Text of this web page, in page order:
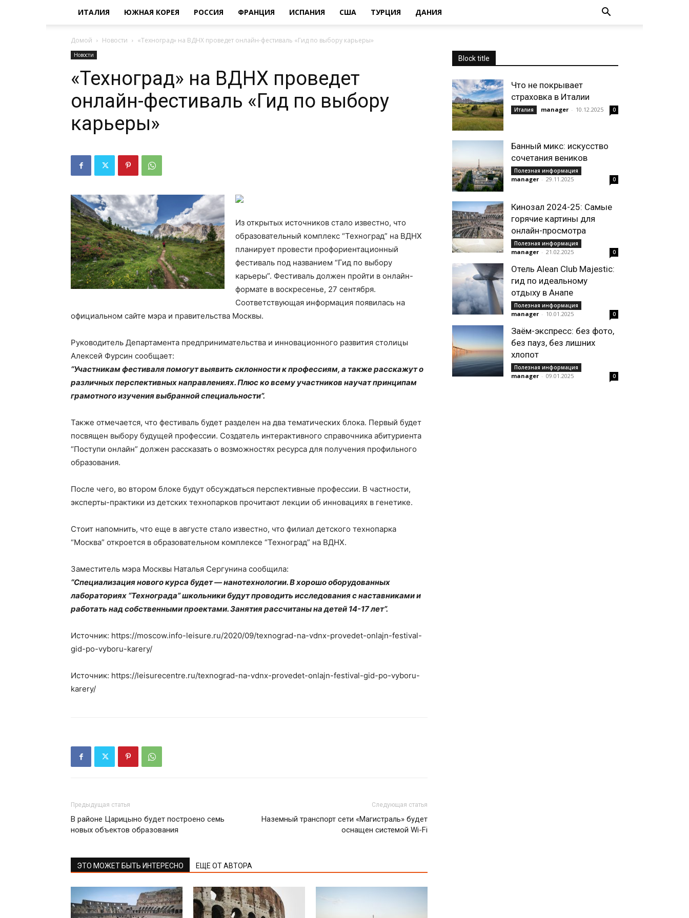
ИТАЛИЯ ЮЖНАЯ КОРЕЯ РОССИЯ ФРАНЦИЯ ИСПАНИЯ США ТУРЦИЯ ДАНИЯ
Домой Новости «Техноград» на ВДНХ проведет онлайн-фестиваль «Гид по выбору карьеры»
Новости
«Техноград» на ВДНХ проведет
онлайн-фестиваль «Гид по выбору
карьеры»
Из открытых источников стало известно, что
образовательный комплекс “Техноград” на ВДНХ
планирует провести профориентационный
фестиваль под названием “Гид по выбору
карьеры”. Фестиваль должен пройти в онлайн-
формате в воскресенье, 27 сентября.
Соответствующая информация появилась на
официальном сайте мэра и правительства Москвы.
Руководитель Департамента предпринимательства и инновационного развития столицы
Алексей Фурсин сообщает:
“Участникам фестиваля помогут выявить склонности к профессиям, а также расскажут о
различных перспективных направлениях. Плюс ко всему участников научат принципам
грамотного изучения выбранной специальности”.
Также отмечается, что фестиваль будет разделен на два тематических блока. Первый будет
посвящен выбору будущей профессии. Создатель интерактивного справочника абитуриента
“Поступи онлайн” должен рассказать о возможностях ресурса для получения профильного
образования.
После чего, во втором блоке будут обсуждаться перспективные профессии. В частности,
эксперты-практики из детских технопарков прочитают лекции об инновациях в генетике.
Стоит напомнить, что еще в августе стало известно, что филиал детского технопарка
“Москва” откроется в образовательном комплексе “Техноград” на ВДНХ.
Заместитель мэра Москвы Наталья Сергунина сообщила:
“Специализация нового курса будет — нанотехнологии. В хорошо оборудованных
лабораториях “Технограда” школьники будут проводить исследования с наставниками и
работать над собственными проектами. Занятия рассчитаны на детей 14-17 лет”.
Источник: https://moscow.info-leisure.ru/2020/09/texnograd-na-vdnx-provedet-onlajn-festival-
gid-po-vyboru-karery/
Источник: https://leisurecentre.ru/texnograd-na-vdnx-provedet-onlajn-festival-gid-po-vyboru-
karery/
Предыдущая статья
В районе Царицыно будет построено семь
новых объектов образования
Следующая статья
Наземный транспорт сети «Магистраль» будет
оснащен системой Wi-Fi
ЭТО МОЖЕТ БЫТЬ ИНТЕРЕСНО ЕЩЕ ОТ АВТОРА
Block title
Что не покрывает
страховка в Италии
Италия manager - 10.12.2025 0
Банный микс: искусство
сочетания веников
Полезная информация
manager - 29.11.2025 0
Кинозал 2024-25: Самые
горячие картины для
онлайн-просмотра
Полезная информация
manager - 21.02.2025 0
Отель Alean Club Majestic:
гид по идеальному
отдыху в Анапе
Полезная информация
manager - 10.01.2025 0
Заём-экспресс: без фото,
без пауз, без лишних
хлопот
Полезная информация
manager - 09.01.2025 0